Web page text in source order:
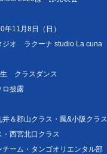
11月8日（日）
ジオ ラクーナ studio La cuna
クラスダンス
披露
＆郡山クラス・鳳&小阪クラス
宮北口クラス
ム・タンゴオリエンタル部